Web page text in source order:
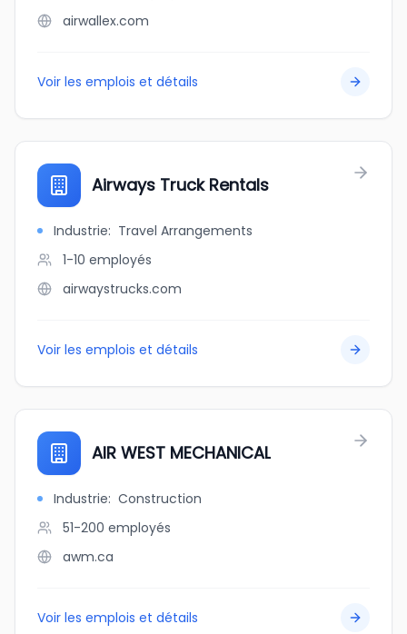
airwallex.com
Voir les emplois et détails
Airways Truck Rentals
Industrie: Travel Arrangements
1-10 employés
airwaystrucks.com
Voir les emplois et détails
AIR WEST MECHANICAL
Industrie: Construction
51-200 employés
awm.ca
Voir les emplois et détails